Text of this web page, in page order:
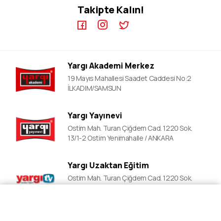
KPSS A Video Dersler
YDS Video Ders
Takipte Kalın!
Yargı Akademi Merkez
19 Mayıs Mahallesi Saadet Caddesi No:2
İLKADIM/SAMSUN
Yargı Yayınevi
Ostim Mah. Turan Çiğdem Cad. 1220 Sok.
13/1-2 Ostim Yenimahalle / ANKARA
Yargı Uzaktan Eğitim
Ostim Mah. Turan Çiğdem Cad. 1220 Sok.